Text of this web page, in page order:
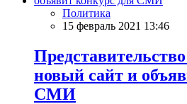
Политика
15 февраль 2021 13:46
новый сайт и
СМИ